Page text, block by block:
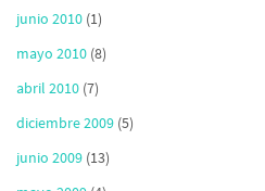
junio 2010 (1)
mayo 2010 (8)
abril 2010 (7)
diciembre 2009 (5)
junio 2009 (13)